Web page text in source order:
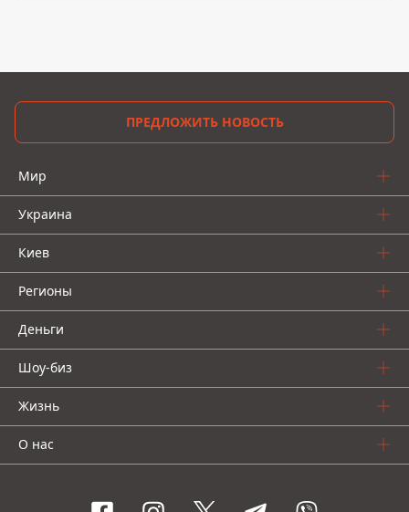
ПРЕДЛОЖИТЬ НОВОСТЬ
Мир
Украина
Киев
Регионы
Деньги
Шоу-биз
Жизнь
О нас